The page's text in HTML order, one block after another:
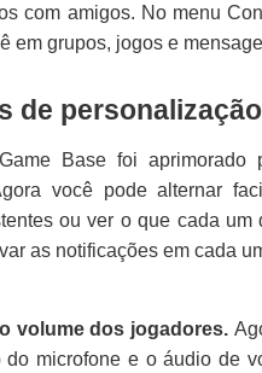
com amigos. No menu
em grupos, jogos e
de
Base foi aprimorado
você pode alternar
ou ver o que cada
as notificações em cada
volume dos jogadores.
microfone e o áudio de